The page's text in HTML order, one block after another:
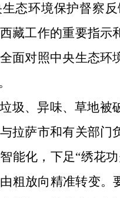
态环境保护督察
藏工作的重要指
面对照中央生态
圾、异味、草地被
拉萨市和有关部
能化，下足“绣花
粗放向精准转变。